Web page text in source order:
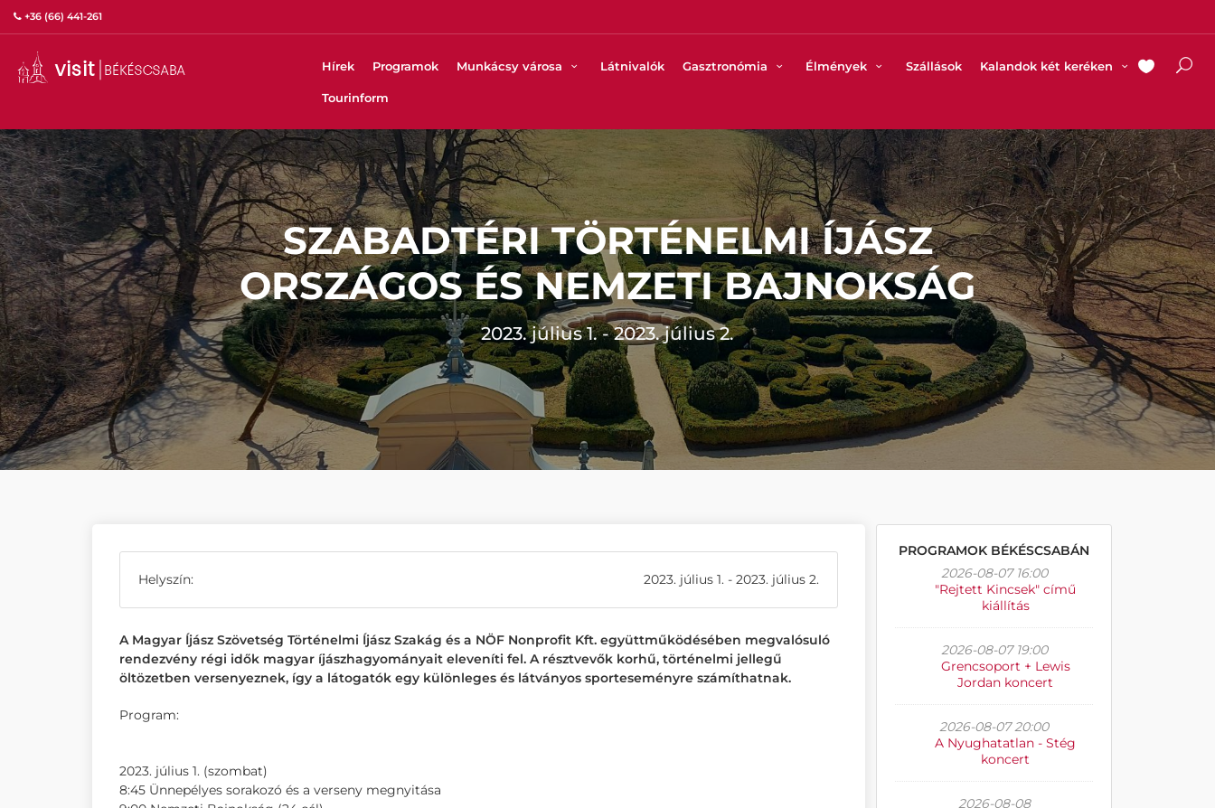
+36 (66) 441-261
Hírek Programok Munkácsy városa Látnivalók Gasztronómia Élmények Szállások Kalandok két keréken
Tourinform
SZABADTÉRI TÖRTÉNELMI ÍJÁSZ
ORSZÁGOS ÉS NEMZETI BAJNOKSÁG
2023. július 1. - 2023. július 2.
Helyszín: 2023. július 1. - 2023. július 2.
A Magyar Íjász Szövetség Történelmi Íjász Szakág és a NÖF Nonprofit Kft. együttműködésében megvalósuló
rendezvény régi idők magyar íjászhagyományait eleveníti fel. A résztvevők korhű, történelmi jellegű
öltözetben versenyeznek, így a látogatók egy különleges és látványos sporteseményre számíthatnak.
Program:
2023. július 1. (szombat)
8:45 Ünnepélyes sorakozó és a verseny megnyitása
PROGRAMOK BÉKÉSCSABÁN
2026-08-07 16:00
"Rejtett Kincsek" című
kiállítás
2026-08-07 19:00
Grencsoport + Lewis
Jordan koncert
2026-08-07 20:00
A Nyughatatlan - Stég
koncert
2026-08-08